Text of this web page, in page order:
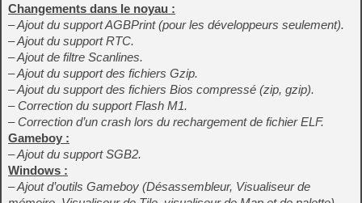
Changements dans le noyau :
– Ajout du support AGBPrint (pour les développeurs seulement).
– Ajout du support RTC.
– Ajout de filtre Scanlines.
– Ajout du support des fichiers Gzip.
– Ajout du support des fichiers Bios compressé (zip, gzip).
– Correction du support Flash M1.
– Correction d’un crash lors du rechargement de fichier ELF.
Gameboy :
– Ajout du support SGB2.
Windows :
– Ajout d’outils Gameboy (Désassembleur, Visualiseur de